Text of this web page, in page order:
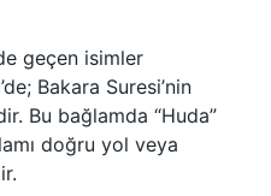
geçen isimler
Bakara Suresi’nin
Bu bağlamda “Huda”
doğru yol veya